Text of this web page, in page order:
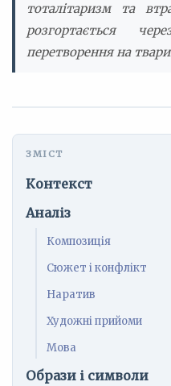
тоталітаризм та
розгортається
перетворення на
Контекст
Аналіз
Композиція
Сюжет і конфлікт
Наратив
Художні прийоми
Мова
Образи і символи